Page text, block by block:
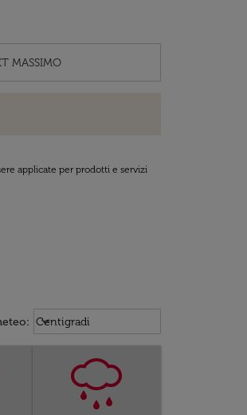
applicate per prodotti e servizi
: Weather unit option Centigradi
Centigradi
keyboard_arrow_down